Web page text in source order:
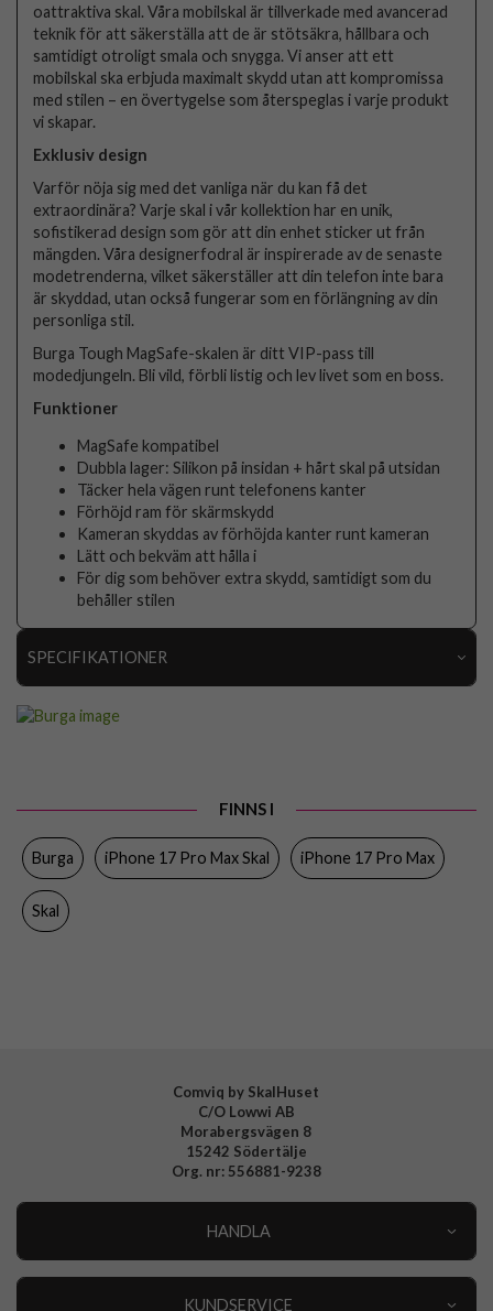
oattraktiva skal. Våra mobilskal är tillverkade med avancerad
teknik för att säkerställa att de är stötsäkra, hållbara och
samtidigt otroligt smala och snygga. Vi anser att ett
mobilskal ska erbjuda maximalt skydd utan att kompromissa
med stilen – en övertygelse som återspeglas i varje produkt
vi skapar.
Exklusiv design
Varför nöja sig med det vanliga när du kan få det
extraordinära? Varje skal i vår kollektion har en unik,
sofistikerad design som gör att din enhet sticker ut från
mängden. Våra designerfodral är inspirerade av de senaste
modetrenderna, vilket säkerställer att din telefon inte bara
är skyddad, utan också fungerar som en förlängning av din
personliga stil.
Burga Tough MagSafe-skalen är ditt VIP-pass till
modedjungeln. Bli vild, förbli listig och lev livet som en boss.
Funktioner
MagSafe kompatibel
Dubbla lager: Silikon på insidan + hårt skal på utsidan
Täcker hela vägen runt telefonens kanter
Förhöjd ram för skärmskydd
Kameran skyddas av förhöjda kanter runt kameran
Lätt och bekväm att hålla i
För dig som behöver extra skydd, samtidigt som du
behåller stilen
SPECIFIKATIONER
Material Hårdplast (PC), Mjukplast (TPU)
Varumärke
Tillverkarens art nr
FINNS I
Burga iPhone 17 Pro Max Skal iPhone 17 Pro Max
Skal
Comviq by SkalHuset
C/O Lowwi AB
Morabergsvägen 8
15242 Södertälje
Org. nr: 556881-9238
HANDLA
KUNDSERVICE